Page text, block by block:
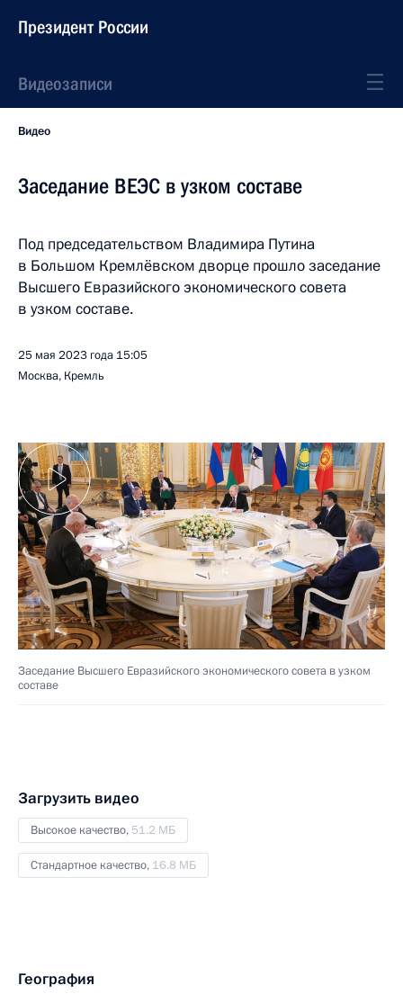
Президент России
Видеозаписи
Видео
Заседание ВЕЭС в узком составе
Под председательством Владимира Путина
в Большом Кремлёвском дворце прошло заседание
Высшего Евразийского экономического совета
в узком составе.
25 мая 2023 года 15:05
Москва, Кремль
Заседание Высшего Евразийского экономического совета в узком
составе
Загрузить видео
Высокое качество, 51.2 МБ
Стандартное качество, 16.8 МБ
География